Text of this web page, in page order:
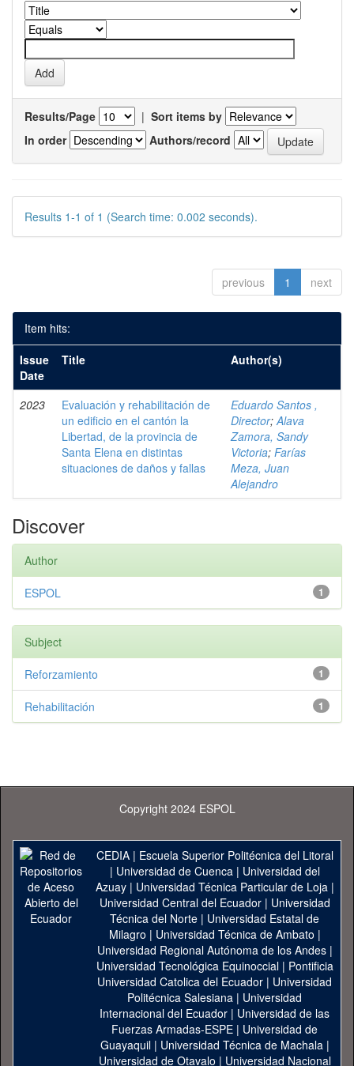
Results/Page | Sort items by
In order
Authors/record
Results 1-1 of 1 (Search time: 0.002 seconds).
previous 1 next
Item hits:
Issue
Date
Title Author(s)
2023
Evaluación y rehabilitación de
un edificio en el cantón la
Libertad, de la provincia de
Santa Elena en distintas
situaciones de daños y fallas
Eduardo Santos ,
Director;Alava
Zamora, Sandy
Victoria; Farías
Meza, Juan
Alejandro
Discover
Author
1
ESPOL
Subject
1
Reforzamiento
1
Rehabilitación
Copyright 2024 ESPOL
CEDIA| Escuela Superior Politécnica del Litoral
| Universidad de Cuenca| Universidad del
Azuay| Universidad Técnica Particular de Loja|
Universidad Central del Ecuador| Universidad
Técnica del Norte | Universidad Estatal de
Milagro | Universidad Técnica de Ambato |
Universidad Regional Autónoma de los Andes|
Universidad Tecnológica Equinoccial| Pontificia
Universidad Catolica del Ecuador | Universidad
Politécnica Salesiana | Universidad
Internacional del Ecuador | Universidad de las
Fuerzas Armadas-ESPE | Universidad de
Guayaquil| Universidad Técnica de Machala|
Universidad de Otavalo | Universidad Nacional